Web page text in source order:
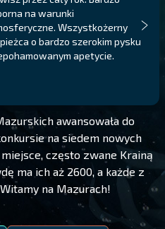
na warunki
Wszystkożerny
o bardzo szerokim pysku
apetycie.
awansowała do
na siedem nowych
często zwane Krainą
ma ich aż 2600, a każde z
na Mazurach!